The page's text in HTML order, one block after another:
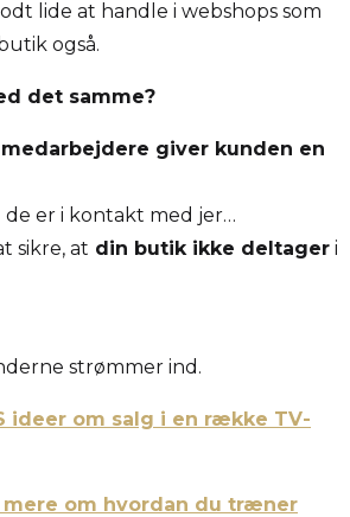
lide at handle i webshops som
også.
det samme?
giver kunden en
er i kontakt med jer…
sikre, at din butik ikke deltager i
strømmer ind.
ideer om salg i en række TV-
om hvordan du træner